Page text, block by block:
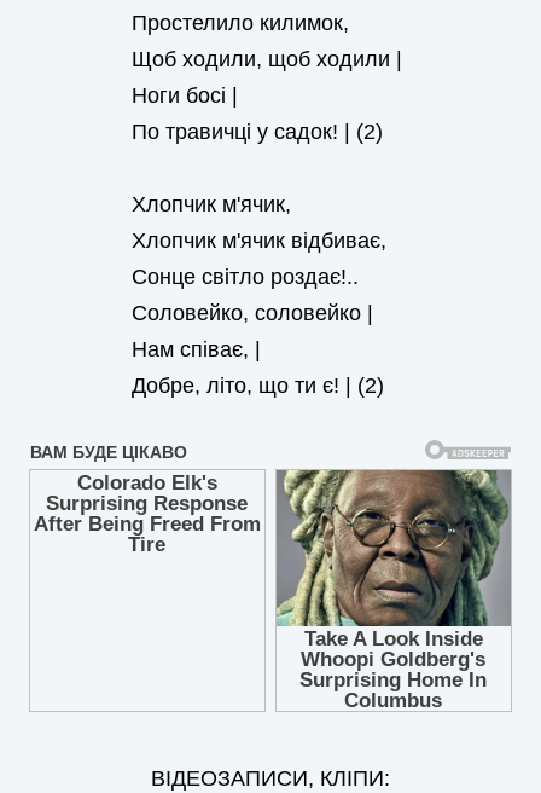
Простелило килимок,
Щоб ходили, щоб ходили |
Ноги босі |
По травичці у садок! | (2)
Хлопчик м'ячик,
Хлопчик м'ячик відбиває,
Сонце світло роздає!..
Соловейко, соловейко |
Нам співає, |
Добре, літо, що ти є! | (2)
ВІДЕОЗАПИСИ, КЛІПИ: